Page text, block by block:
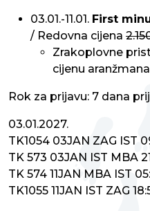
03.01.-11.01. First
/ Redovna cijena
Zrakoplovne
cijenu aranžmana
Rok za prijavu: 7 dana
03.01.2027.
TK1054 03JAN ZAG IST
TK 573 03JAN IST MBA
TK 574 11JAN MBA IST
TK1055 11JAN IST ZAG